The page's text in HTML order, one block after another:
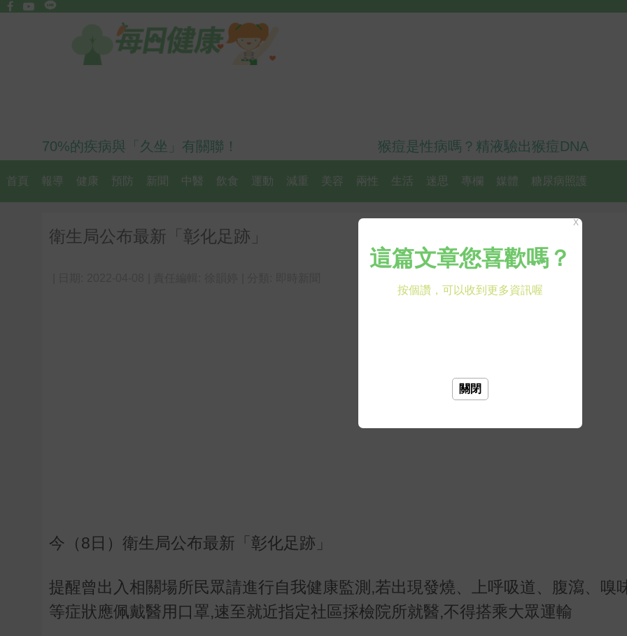
70%的疾病與「久坐」有關聯！ 猴痘是性病嗎？精液驗出猴痘DNA
首頁 報導 健康 預防 新聞 中醫 飲食 運動 減重 美容 兩性 生活 迷思 專欄 媒體 糖尿病照護
衛生局公布最新「彰化足跡」
今（8日）衛生局公布最新「彰化足跡」
提醒曾出入相關場所民眾請進行自我健康監測,若出現發燒、上呼吸道、腹瀉、嗅
等症狀應佩戴醫用口罩,速至就近指定社區採檢院所就醫,不得搭乘大眾運輸
X
關閉